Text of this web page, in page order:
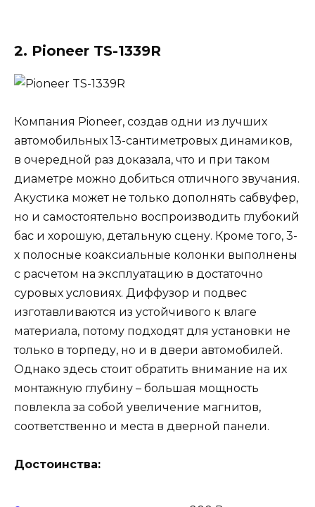
2. Pioneer TS-1339R
Компания Pioneer, создав одни из лучших
автомобильных 13-сантиметровых динамиков,
в очередной раз доказала, что и при таком
диаметре можно добиться отличного звучания.
Акустика может не только дополнять сабвуфер,
но и самостоятельно воспроизводить глубокий
бас и хорошую, детальную сцену. Кроме того, 3-
х полосные коаксиальные колонки выполнены
с расчетом на эксплуатацию в достаточно
суровых условиях. Диффузор и подвес
изготавливаются из устойчивого к влаге
материала, потому подходят для установки не
только в торпеду, но и в двери автомобилей.
Однако здесь стоит обратить внимание на их
монтажную глубину – большая мощность
повлекла за собой увеличение магнитов,
соответственно и места в дверной панели.
Достоинства: